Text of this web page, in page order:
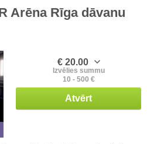
Arēna Rīga dāvanu
€ 20.00
Izvēlies summu
10 - 500 €
Atvērt